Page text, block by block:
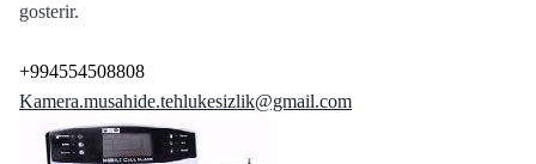
gosterir.
+994554508808
Kamera.musahide.tehlukesizlik@gmail.com